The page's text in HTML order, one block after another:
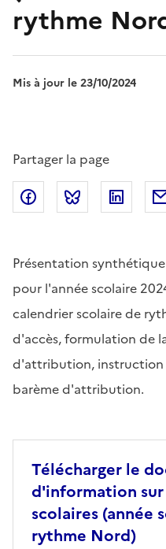
rythme
Mis à jour le 23/10/2024
Partager la page
Partager surPartager
Présentation
pour l'année scolaire
calendrier scolaire de
d'accès, formulation de
d'attribution, instruction
barème d'attribution.
Télécharger le
d'information sur
scolaires (année
rythme Nord)